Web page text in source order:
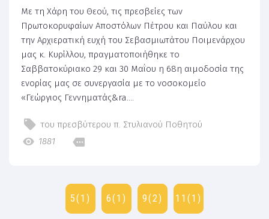
Με τη Χάρη του Θεού, τις πρεσβείες των
Πρωτοκορυφαίων Αποστόλων Πέτρου και Παύλου και
την Αρχιερατική ευχή του Σεβασμιωτάτου Ποιμενάρχου
μας κ. Κυρίλλου, πραγματοποιήθηκε το
Σαββατοκύριακο 29 και 30 Μαΐου η 68η αιμοδοσία της
ενορίας μας σε συνεργασία με το νοσοκομείο
«Γεώργιος Γεννηματάς&ra....
του πρεσβύτερου π. Στυλιανού Ποθητού
1881
5(1) 6(1) 9(2) 11(1)